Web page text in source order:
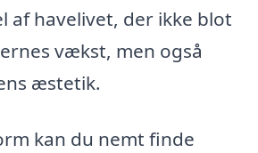
af havelivet, der ikke blot
vækst, men også
æstetik.
kan du nemt finde